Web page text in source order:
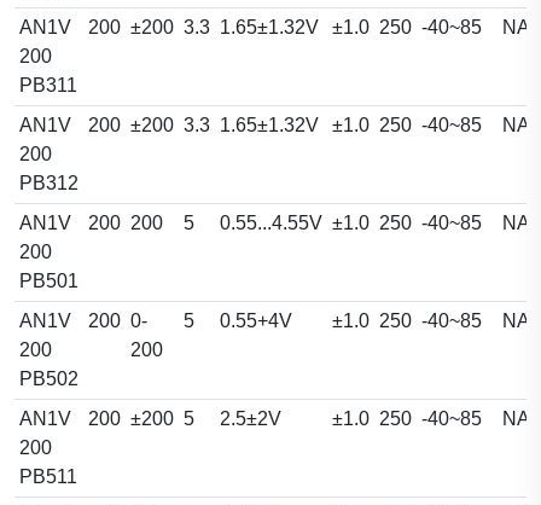
AN1V
200
PB311
200 ±200 3.3 1.65±1.32V ±1.0 250 -40~85 NA
AN1V
200
PB312
200 ±200 3.3 1.65±1.32V ±1.0 250 -40~85 NA
AN1V
200
PB501
200 200 5 0.55...4.55V ±1.0 250 -40~85 NA
AN1V
200
PB502
200 0-
200
5 0.55+4V ±1.0 250 -40~85 NA
AN1V
200
PB511
200 ±200 5 2.5±2V ±1.0 250 -40~85 NA